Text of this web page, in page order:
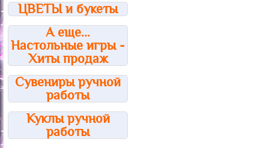
ЦВЕТЫ и букеты
А еще...
Настольные игры -
Хиты продаж
Сувениры ручной
работы
Куклы ручной
работы